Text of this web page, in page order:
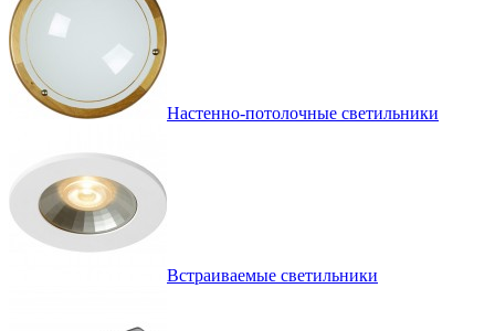
Настенно-потолочные светильники
Встраиваемые светильники